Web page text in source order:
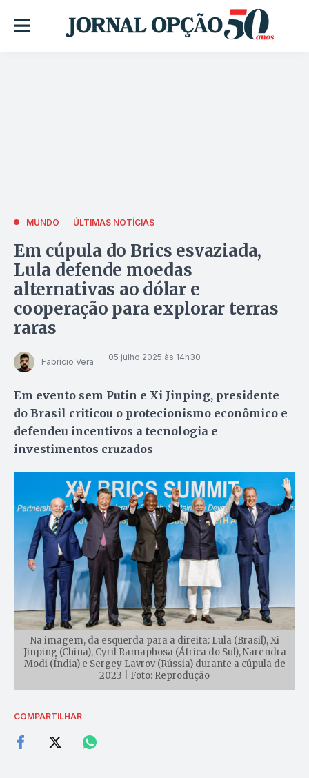
MUNDO ÚLTIMAS NOTÍCIAS
Em cúpula do Brics esvaziada,
Lula defende moedas
alternativas ao dólar e
cooperação para explorar terras
raras
Fabrício Vera 05 julho 2025 às 14h30
Em evento sem Putin e Xi Jinping, presidente
do Brasil criticou o protecionismo econômico e
defendeu incentivos a tecnologia e
investimentos cruzados
Na imagem, da esquerda para a direita: Lula (Brasil), Xi
Jinping (China), Cyril Ramaphosa (África do Sul), Narendra
Modi (Índia) e Sergey Lavrov (Rússia) durante a cúpula de
2023 | Foto: Reprodução
COMPARTILHAR